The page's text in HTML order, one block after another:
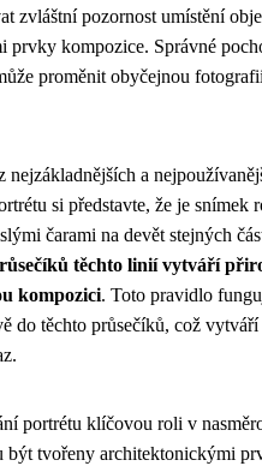
zvláštní pozornost umístění
prvky kompozice. Správné
proměnit obyčejnou
nejzákladnějších a
si představte, že je snímek
čarami na devět stejných
těchto linií vytváří
kompozici. Toto pravidlo
do těchto průsečíků, což vytváří
portrétu klíčovou roli v
být tvořeny architektonickými